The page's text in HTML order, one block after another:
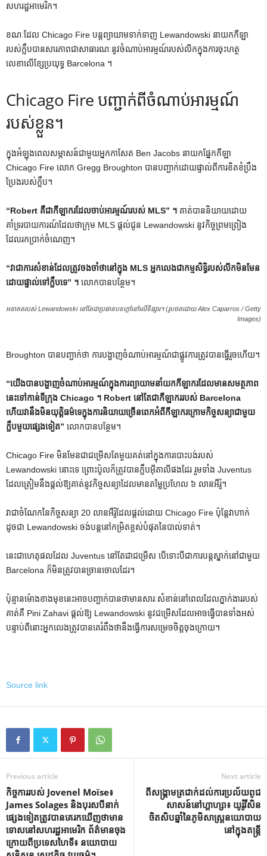
សហរដ្ឋអាមេរិក។
ខណៈដែល Chicago Fire បន្តព្យាយាមទាក់ទាញ Lewandowski នាយកកីឡា
របស់ក្លឹបបានសារភាពជាសាធារណៈនូវចំណាប់អារម្មណ៍របស់លីកក្នុងការចុះហត្ថ
លេខាលើខ្សែប្រយុទ្ធ Barcelona ។
Chicago Fire បញ្ជាក់ពីចំណាប់អារម្មណ៍
របស់ខ្លួន។
ក្នុងអំឡុងពេលសម្ភាសន៍ជាមួយអ្នកកាសែត Ben Jacobs នាយកផ្នែកកីឡា
Chicago Fire លោក Gregg Broughton បានបញ្ជាក់ដោយផ្ទាល់ពីការខិតខំប្រឹង
ប្រែងរបស់ក្លឹប។
“Robert គឺជាកីឡាករដែលចាប់អារម្មណ៍របស់ MLS” ។ គាត់បាននិយាយដោយ
គាំទ្ររបាយការណ៍ដែលថាក្រុម MLS ផ្តល់ជូន Lewandowski នូវកិច្ចព្រមព្រៀង
ដែលរកប្រាក់ចំណេញ។
“វាជាការសំខាន់ដែលត្រូវចងចាំថានៅក្នុង MLS អ្នកលេងជាកម្មសិទ្ធិរបស់លីកមិនមែន
ដោយផ្ទាល់ទៅក្លឹបទេ” ។ លោកបានបន្ថែម។
អនាគតរបស់ Lewandowski នៅតែជាប្រធានបទក្តៅនៅលើទីផ្សារ។ (រូបថតដោយ Alex Caparros / Getty
Images)
Broughton បាន​បញ្ជាក់​ថា ការ​បង្ហាញ​ចំណាប់​អារម្មណ៍​ជា​ផ្លូវ​ការ​ត្រូវ​បាន​ធ្វើ​រួច​ហើយ​។
“យើងបានបង្ហាញចំណាប់អារម្មណ៍ក្នុងការព្យាយាមនាំយកកីឡាករដែលមានសមត្ថភាព
នេះទៅកាន់ទីក្រុង Chicago ។ Robert នៅតែជាកីឡាកររបស់ Barcelona
ហើយវានឹងមិនយុត្តិធម៌ទេក្នុងការនិយាយច្រើនពេកអំពីកីឡាករក្រោមកិច្ចសន្យាជាមួយ
ក្លឹបមួយផ្សេងទៀត” លោកបានបន្ថែម។
Chicago Fire មិន​មែន​ជា​ជម្រើស​តែ​មួយ​គត់​នៅ​ក្នុង​ការ​បោះ​បង់​របស់
Lewandowski នោះ​ទេ ព្រោះ​ប៉ូល​ក៏​ត្រូវ​បាន​ក្លឹប​អ៊ីតាលី​ផង​ដែរ រួម​ទាំង Juventus
ដែល​ត្រៀម​នឹង​ផ្តល់​ឱ្យ​គាត់​នូវ​កិច្ច​សន្យា​ដែល​មាន​តម្លៃ​ប្រហែល ៦ លាន​អឺរ៉ូ។
វាជាចំណែកនៃកិច្ចសន្យា 20 លានអឺរ៉ូដែលផ្តល់ដោយ Chicago Fire ប៉ុន្តែវាហាក់
ដូចជា Lewandowski ចង់បន្តនៅកម្រិតខ្ពស់បំផុតនៃបាល់ទាត់។
នេះជាហេតុផលដែល Juventus នៅតែជាជម្រើស បើទោះបីជាការបន្តស្នាក់នៅជាមួយ
Barcelona ក៏មិនត្រូវបានច្រានចោលដែរ។
ប៉ុន្មានម៉ោងខាងមុខនេះអាចបញ្ជាក់បានថាមានសារៈសំខាន់នៅពេលដែលភ្នាក់ងាររបស់
គាត់គឺ Pini Zahavi ផ្តល់ឱ្យ Lewandowski នូវជម្រើសដែលអាចធ្វើបានទាំងអស់
បន្ទាប់ពីនោះអ្នកលេងត្រូវបានគេរំពឹងថានឹងធ្វើការសម្រេចចិត្តចុងក្រោយ។
Source link
Previous article
កិច្ចការរបស់ Jovenel Moïse៖
James Solages និងបុរសបីនាក់
ផ្សេងទៀតត្រូវបានគេរកឃើញថាមាន
ទោសនៅសហរដ្ឋអាមេរិក ព័ត៌មានចុង
ក្រោយពីប្រទេសហៃទី៖ នយោបាយ
Next article
ពីសង្គ្រាមត្រជាក់ដល់ការប្រល័យពូជ
សាសន៍នៅហ្គាហ្សា៖ យូរ៉ូវីសិន
ចិតសិបឆ្នាំនៃភូមិសាស្ត្រនយោបាយ
នៅក្នុងតន្ត្រី